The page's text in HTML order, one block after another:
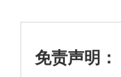
免责声明：